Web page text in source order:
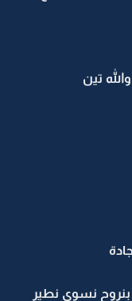
تين
نسوي نطير